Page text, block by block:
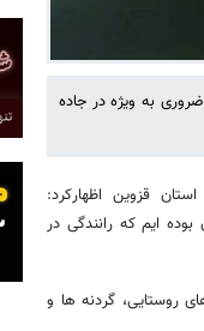
به ویژه در جاده
قزوین اظهارکرد:
ایم که رانندگی در
روستایی، گردنه ها و